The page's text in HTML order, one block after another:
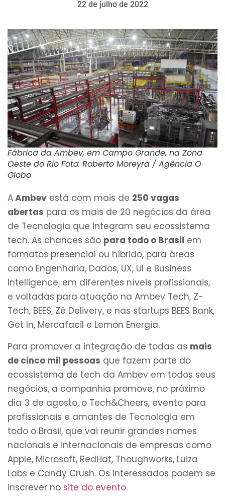
22 de julho de 2022
Fábrica da Ambev, em Campo Grande, na Zona
Oeste do Rio Foto: Roberto Moreyra / Agência O
Globo
AAmbev está com mais de 250 vagas
abertas para os mais de 20 negócios da área
de Tecnologia que integram seu ecossistema
tech. As chances são para todo o Brasil em
formatos presencial ou híbrido, para áreas
como Engenharia, Dados, UX, UI e Business
Intelligence, em diferentes níveis profissionais,
e voltadas para atuação na Ambev Tech, Z-
Tech, BEES, Zé Delivery, e nas startups BEES Bank,
Get In, Mercafacil e Lemon Energia.
Para promover a integração de todas as mais
de cinco mil pessoas que fazem parte do
ecossistema de tech da Ambev em todos seus
negócios, a companhia promove, no próximo
dia 3 de agosto, o Tech&Cheers, evento para
profissionais e amantes de Tecnologia em
todo o Brasil, que vai reunir grandes nomes
nacionais e internacionais de empresas como
Apple, Microsoft, RedHat, Thoughworks, Luiza
Labs e Candy Crush. Os interessados podem se
inscrever no site do evento.